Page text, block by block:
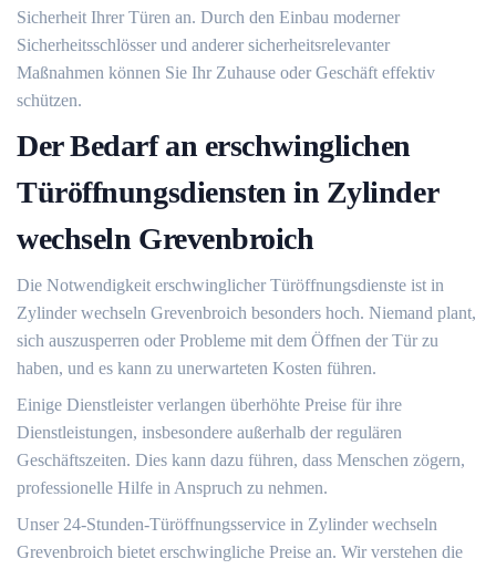
Sicherheit Ihrer Türen an. Durch den Einbau moderner
Sicherheitsschlösser und anderer sicherheitsrelevanter
Maßnahmen können Sie Ihr Zuhause oder Geschäft effektiv
schützen.
Der Bedarf an erschwinglichen
Türöffnungsdiensten in Zylinder
wechseln Grevenbroich
Die Notwendigkeit erschwinglicher Türöffnungsdienste ist in
Zylinder wechseln Grevenbroich besonders hoch.​ Niemand plant,
sich auszusperren oder Probleme mit dem Öffnen der Tür zu
haben, und es kann zu unerwarteten Kosten führen.
Einige Dienstleister verlangen überhöhte Preise für ihre
Dienstleistungen, insbesondere außerhalb der regulären
Geschäftszeiten.​ Dies kann dazu führen, dass Menschen zögern,
professionelle Hilfe in Anspruch zu nehmen.
Unser 24-Stunden-Türöffnungsservice in Zylinder wechseln
Grevenbroich bietet erschwingliche Preise an.​ Wir verstehen die